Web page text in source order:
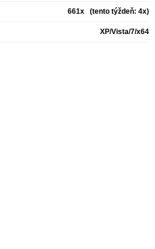
661x (tento týždeň: 4x)
XP/Vista/7/x64